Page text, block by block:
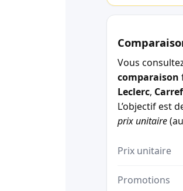
Vous
comparaison
Leclerc,
L’objectif est
prix unitaire
Prix unitaire
Promotions